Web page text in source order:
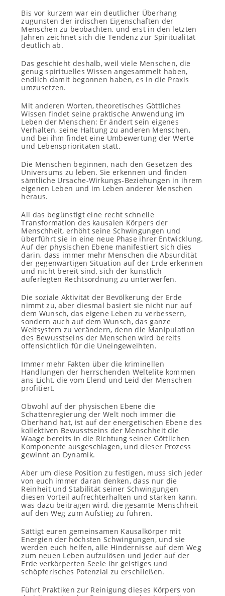
Bis vor kurzem war ein deutlicher Überhang
zugunsten der irdischen Eigenschaften der
Menschen zu beobachten, und erst in den letzten
Jahren zeichnet sich die Tendenz zur Spiritualität
deutlich ab.
Das geschieht deshalb, weil viele Menschen, die
genug spirituelles Wissen angesammelt haben,
endlich damit begonnen haben, es in die Praxis
umzusetzen.
Mit anderen Worten, theoretisches Göttliches
Wissen findet seine praktische Anwendung im
Leben der Menschen: Er ändert sein eigenes
Verhalten, seine Haltung zu anderen Menschen,
und bei ihm findet eine Umbewertung der Werte
und Lebensprioritäten statt.
Die Menschen beginnen, nach den Gesetzen des
Universums zu leben. Sie erkennen und finden
sämtliche Ursache-Wirkungs-Beziehungen in ihrem
eigenen Leben und im Leben anderer Menschen
heraus.
All das begünstigt eine recht schnelle
Transformation des kausalen Körpers der
Menschheit, erhöht seine Schwingungen und
überführt sie in eine neue Phase ihrer Entwicklung.
Auf der physischen Ebene manifestiert sich dies
darin, dass immer mehr Menschen die Absurdität
der gegenwärtigen Situation auf der Erde erkennen
und nicht bereit sind, sich der künstlich
auferlegten Rechtsordnung zu unterwerfen.
Die soziale Aktivität der Bevölkerung der Erde
nimmt zu, aber diesmal basiert sie nicht nur auf
dem Wunsch, das eigene Leben zu verbessern,
sondern auch auf dem Wunsch, das ganze
Weltsystem zu verändern, denn die Manipulation
des Bewusstseins der Menschen wird bereits
offensichtlich für die Uneingeweihten.
Immer mehr Fakten über die kriminellen
Handlungen der herrschenden Weltelite kommen
ans Licht, die vom Elend und Leid der Menschen
profitiert.
Obwohl auf der physischen Ebene die
Schattenregierung der Welt noch immer die
Oberhand hat, ist auf der energetischen Ebene des
kollektiven Bewusstseins der Menschheit die
Waage bereits in die Richtung seiner Göttlichen
Komponente ausgeschlagen, und dieser Prozess
gewinnt an Dynamik.
Aber um diese Position zu festigen, muss sich jeder
von euch immer daran denken, dass nur die
Reinheit und Stabilität seiner Schwingungen
diesen Vorteil aufrechterhalten und stärken kann,
was dazu beitragen wird, die gesamte Menschheit
auf den Weg zum Aufstieg zu führen.
Sättigt euren gemeinsamen Kausalkörper mit
Energien der höchsten Schwingungen, und sie
werden euch helfen, alle Hindernisse auf dem Weg
zum neuen Leben aufzulösen und jeder auf der
Erde verkörperten Seele ihr geistiges und
schöpferisches Potenzial zu erschließen.
Führt Praktiken zur Reinigung dieses Körpers von